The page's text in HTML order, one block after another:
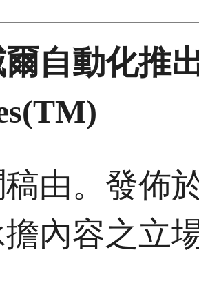
自動化推
由。發佈
內容之立